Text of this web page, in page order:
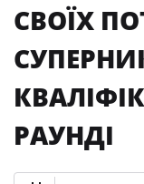
СВОЇХ
РАУНДІ